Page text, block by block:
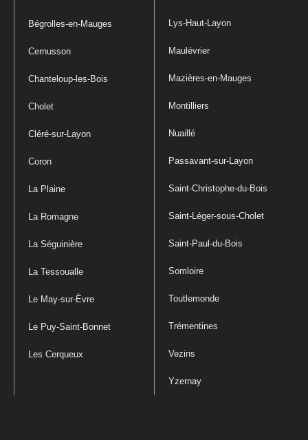
Bégrolles-en-Mauges
Cernusson
Chanteloup-les-Bois
Cholet
Cléré-sur-Layon
Coron
La Plaine
La Romagne
La Séguinière
La Tessoualle
Le May-sur-Èvre
Le Puy-Saint-Bonnet
Les Cerqueux
Lys-Haut-Layon
Maulévrier
Mazières-en-Mauges
Montilliers
Nuaillé
Passavant-sur-Layon
Saint-Christophe-du-Bois
Saint-Léger-sous-Cholet
Saint-Paul-du-Bois
Somloire
Toutlemonde
Trémentines
Vezins
Yzernay